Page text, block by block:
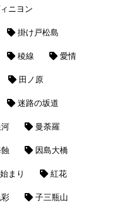
ニヨン
掛け戸松島
稜線 愛情
田ノ原
迷路の坂道
曼荼羅
因島大橋
まり 紅花
子三瓶山